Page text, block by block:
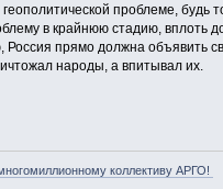
проблеме,
в крайнюю стадию, вплоть
прямо должна объявить
народы, а впитывал их.
коллективу АРГО!